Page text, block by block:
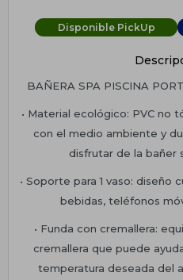
Disponible PickUp
BAÑERA SPA PISCINA
• Material ecológico: PVC no
con el medio ambiente y
disfrutar de la bañer
• Soporte para 1 vaso: diseño
bebidas, teléfonos
• Funda con cremallera:
cremallera que puede
temperatura deseada del